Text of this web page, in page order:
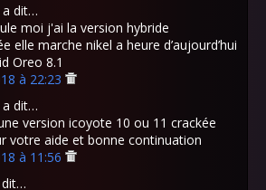
a dit…
moi j'ai la version hybride
elle marche nikel a heure d’aujourd’hui
Oreo 8.1
à 22:23
a dit…
version icoyote 10 ou 11 crackée
votre aide et bonne continuation
à 11:56